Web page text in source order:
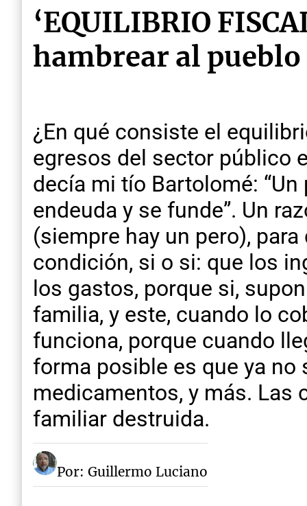
‘EQUILIBRIO
hambrear al pueblo
¿En qué consiste el
egresos del sector público
decía mi tío Bartolomé:
endeuda y se funde”. Un
(siempre hay un pero),
condición, si o si: que los
los gastos, porque si,
familia, y este, cuando lo
funciona, porque cuando
forma posible es que ya no
medicamentos, y más. Las
familiar destruida.
Por: Guillermo Luciano